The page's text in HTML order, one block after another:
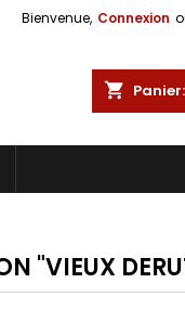
Bienvenue, Connexion
shopping_cart Panier:
"VIEUX